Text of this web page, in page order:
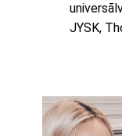
JYSK,